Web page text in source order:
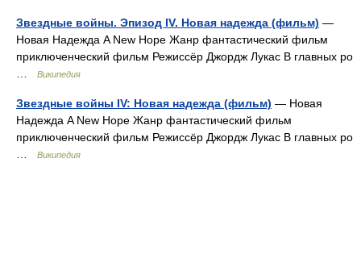
Звездные войны. Эпизод IV. Новая надежда (фильм) —
Новая Надежда A New Hope Жанр фантастический фильм
приключенческий фильм Режиссёр Джордж Лукас В главных ро
Википедия
Звездные войны IV: Новая надежда (фильм) — Новая
Надежда A New Hope Жанр фантастический фильм
приключенческий фильм Режиссёр Джордж Лукас В главных ро
Википедия